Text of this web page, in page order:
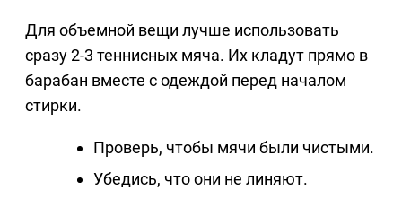
Для объемной вещи лучше использовать
сразу 2-3 теннисных мяча. Их кладут прямо в
барабан вместе с одеждой перед началом
стирки.
Проверь, чтобы мячи были чистыми.
Убедись, что они не линяют.